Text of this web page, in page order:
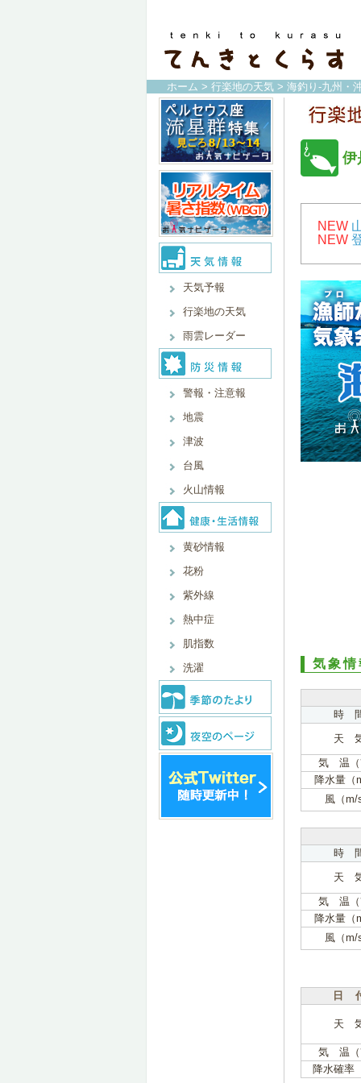
ホーム > 行楽地の天気 > 海釣り-九州・
天気予報
行楽地の天気
雨雲レーダー
警報・注意報
地震
津波
台風
火山情報
黄砂情報
花粉
紫外線
熱中症
肌指数
洗濯
伊
NEW
NEW
気象情
時
天
気 温
降水量（
風（m/
時
天
気 温
降水量（
風（m/
日
天
気 温
降水確率